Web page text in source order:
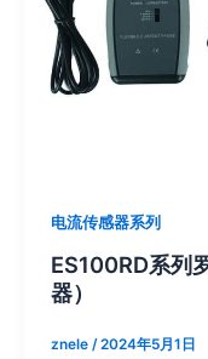
电流传感器系列
ES100RD系列
器）
znele /2024年5月1日